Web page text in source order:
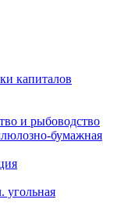
капиталов
и рыбоводство
бумажная
угольная